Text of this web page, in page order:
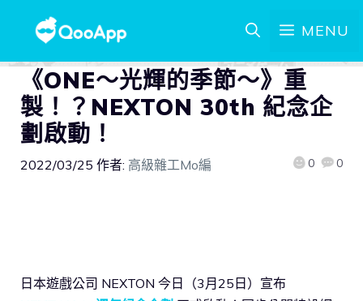
MENU
《ONE～光輝的季節～》重
製！？NEXTON 30th 紀念企
劃啟動！
2022/03/25 作者: 高級雜工Mo編 0 0
日本遊戲公司 NEXTON 今日（3月25日）宣布